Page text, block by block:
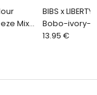
Mix
BIBS x
Bobo-ivory-
kaučuku 2ks,
13.95 €